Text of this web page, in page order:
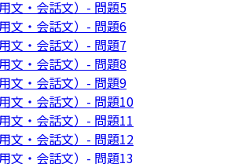
文・会話文）- 問題5
文・会話文）- 問題6
文・会話文）- 問題7
文・会話文）- 問題8
文・会話文）- 問題9
文・会話文）- 問題10
文・会話文）- 問題11
文・会話文）- 問題12
文・会話文）- 問題13